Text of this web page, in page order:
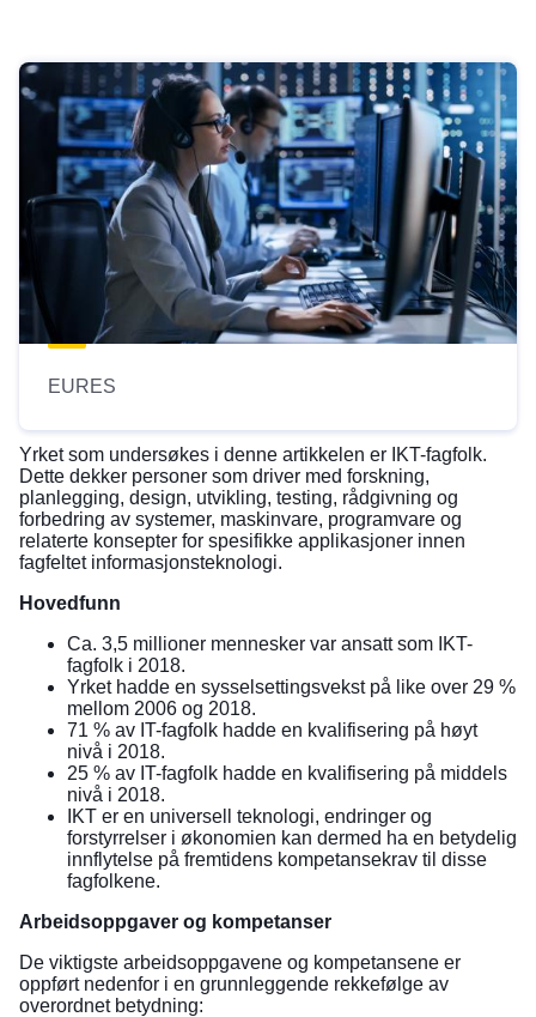
EURES
Yrket som undersøkes i denne artikkelen er IKT-fagfolk.
Dette dekker personer som driver med forskning,
planlegging, design, utvikling, testing, rådgivning og
forbedring av systemer, maskinvare, programvare og
relaterte konsepter for spesifikke applikasjoner innen
fagfeltet informasjonsteknologi.
Hovedfunn
Ca. 3,5 millioner mennesker var ansatt som IKT-
fagfolk i 2018.
Yrket hadde en sysselsettingsvekst på like over 29 %
mellom 2006 og 2018.
71 % av IT-fagfolk hadde en kvalifisering på høyt
nivå i 2018.
25 % av IT-fagfolk hadde en kvalifisering på middels
nivå i 2018.
IKT er en universell teknologi, endringer og
forstyrrelser i økonomien kan dermed ha en betydelig
innflytelse på fremtidens kompetansekrav til disse
fagfolkene.
Arbeidsoppgaver og kompetanser
De viktigste arbeidsoppgavene og kompetansene er
oppført nedenfor i en grunnleggende rekkefølge av
overordnet betydning: